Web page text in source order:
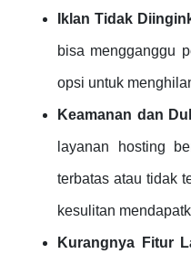
Iklan Tidak
bisa mengganggu
opsi untuk
Keamanan dan
layanan hosting
terbatas atau tidak
kesulitan
Kurangnya Fitur